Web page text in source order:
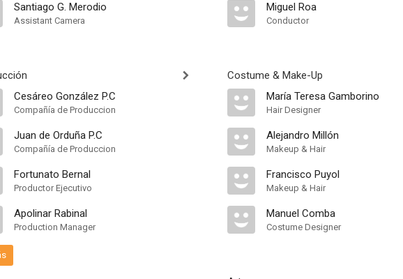
Santiago G. Merodio
Assistant Camera
Cesáreo González P.C
Compañía de Produccion
Juan de Orduña P.C
Compañía de Produccion
Fortunato Bernal
Productor Ejecutivo
Apolinar Rabinal
Production Manager
Miguel Roa
Conductor
Costume & Make-Up
María Teresa Gamborino
Hair Designer
Alejandro Millón
Makeup & Hair
Francisco Puyol
Makeup & Hair
Manuel Comba
Costume Designer